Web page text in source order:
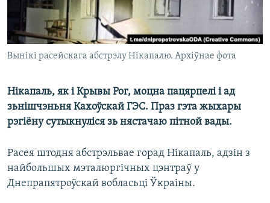
Вынікі расейскага абстрэлу Нікапалю. Архіўнае фота
Нікапаль, як і Крывы Рог, моцна пацярпелі і ад
зьнішчэньня Кахоўскай ГЭС. Праз гэта жыхары
рэгіёну сутыкнуліся зь нястачаю пітной вады.
Расея штодня абстрэльвае горад Нікапаль, адзін з
найбольшых мэталюргічных цэнтраў у
Днепрапятроўскай вобласьці Ўкраіны.